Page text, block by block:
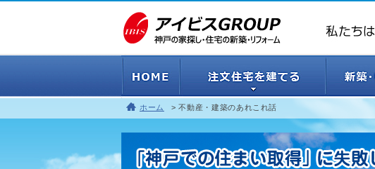
ホーム 不動産・建築のあれこれ話